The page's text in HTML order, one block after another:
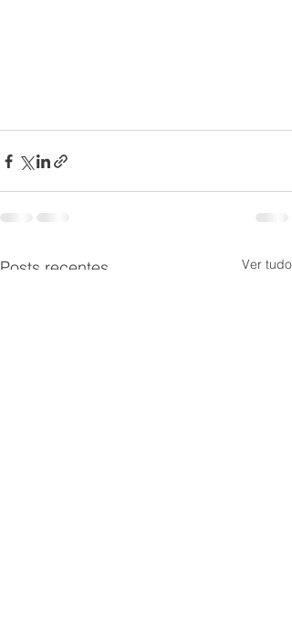
Posts recentes Ver tudo